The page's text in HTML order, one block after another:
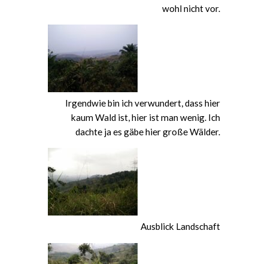
wohl nicht vor.
Irgendwie bin ich verwundert, dass hier
kaum Wald ist, hier ist man wenig. Ich
dachte ja es gäbe hier große Wälder.
Ausblick Landschaft